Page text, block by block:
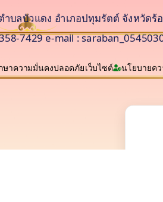
บลบัวแดง อำเภอปทุมรัตต์ จังหวัดร้
7429 e-mail :
ษาความมั่นคงปลอดภัยเว็บไซต์ นโยบายค